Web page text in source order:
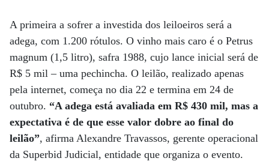
A primeira a sofrer a investida dos leiloeiros será a
adega, com 1.200 rótulos. O vinho mais caro é o Petrus
magnum (1,5 litro), safra 1988, cujo lance inicial será de
R$ 5 mil – uma pechincha. O leilão, realizado apenas
pela internet, começa no dia 22 e termina em 24 de
outubro. “A adega está avaliada em R$ 430 mil, mas a
expectativa é de que esse valor dobre ao final do
leilão”, afirma Alexandre Travassos, gerente operacional
da Superbid Judicial, entidade que organiza o evento.